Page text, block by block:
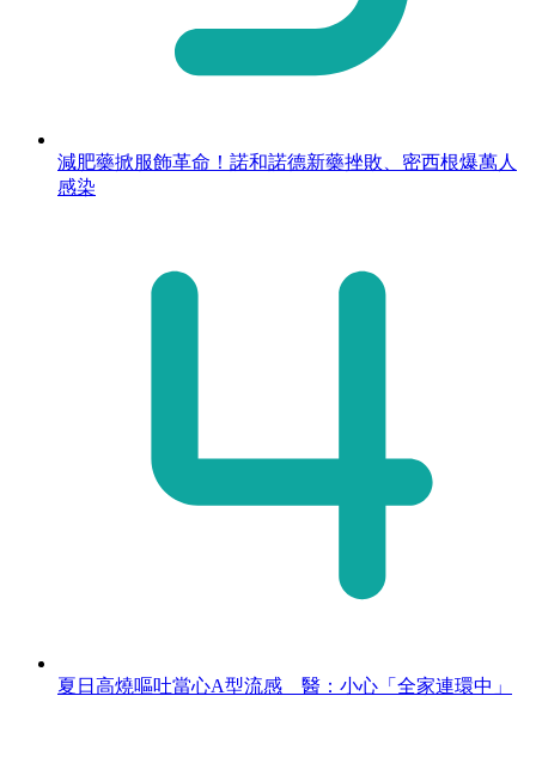
減肥藥掀服飾革命！諾和諾德新藥挫敗、密西根爆萬人
感染
夏日高燒嘔吐當心A型流感 醫：小心「全家連環中」